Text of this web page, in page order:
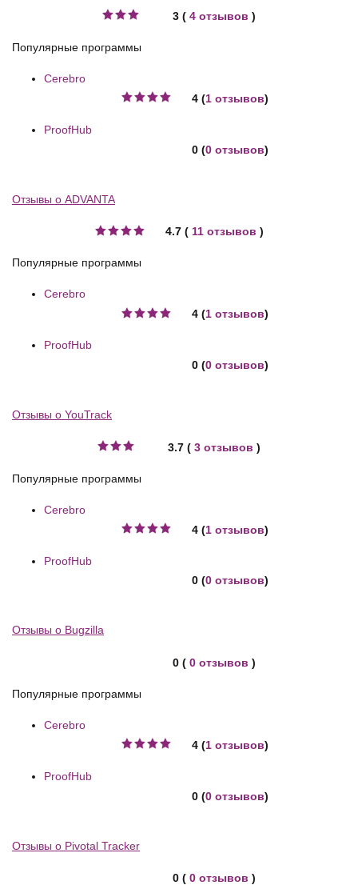
3 ( 4 отзывов )
Популярные программы
Cerebro
4 (1 отзывов)
ProofHub
0 (0 отзывов)
Отзывы о ADVANTA
4.7 ( 11 отзывов )
Популярные программы
Cerebro
4 (1 отзывов)
ProofHub
0 (0 отзывов)
Отзывы о YouTrack
3.7 ( 3 отзывов )
Популярные программы
Cerebro
4 (1 отзывов)
ProofHub
0 (0 отзывов)
Отзывы о Bugzilla
0 ( 0 отзывов )
Популярные программы
Cerebro
4 (1 отзывов)
ProofHub
0 (0 отзывов)
Отзывы о Pivotal Tracker
0 ( 0 отзывов )